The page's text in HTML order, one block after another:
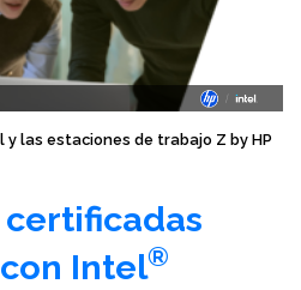
las estaciones de trabajo Z by HP
Intel®